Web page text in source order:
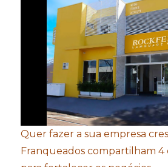
Quer fazer a sua empresa
Franqueados compartilham 4